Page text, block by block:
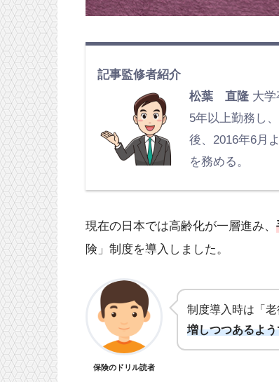
記事監修者紹介
松葉 直隆大学
5年以上勤務し、
後、2016年6月
を務める。
現在の日本では高齢化が一層進み、
険」制度を導入しました。
保険のドリル読者
制度導入時は 「
増しつつあるよ